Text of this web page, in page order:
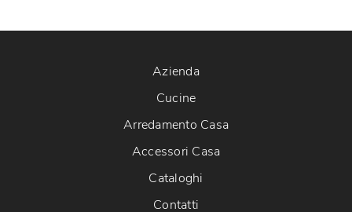
Azienda
Cucine
Arredamento Casa
Accessori Casa
Cataloghi
Contatti